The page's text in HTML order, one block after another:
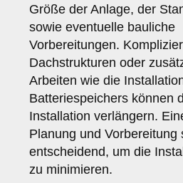
Größe der Anlage, der
sowie eventuelle bauliche
Vorbereitungen.
Dachstrukturen oder
Arbeiten wie die
Batteriespeichers können
Installation verlängern.
Planung und Vorbereitung
entscheidend, um die
zu minimieren.